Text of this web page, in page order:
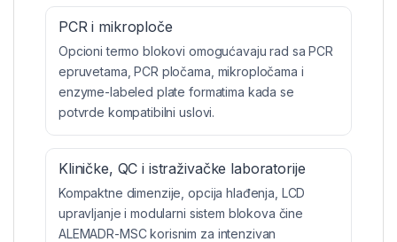
PCR i mikroploče
Opcioni termo blokovi omogućavaju rad sa PCR
epruvetama, PCR pločama, mikropločama i
enzyme-labeled plate formatima kada se
potvrde kompatibilni uslovi.
Kliničke, QC i istraživačke laboratorije
Kompaktne dimenzije, opcija hlađenja, LCD
upravljanje i modularni sistem blokova čine
ALEMADR-MSC korisnim za intenzivan